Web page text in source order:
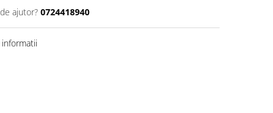
ajutor? 0724418940
informatii